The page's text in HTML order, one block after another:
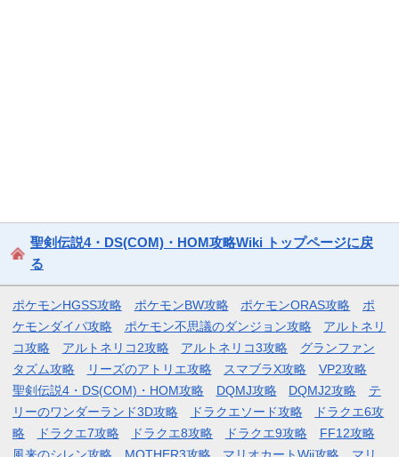
聖剣伝説4・DS(COM)・HOM攻略Wiki トップページに戻
る
ポケモンHGSS攻略 ポケモンBW攻略 ポケモンORAS攻略
ポ
ケモンダイパ攻略
ポケモン不思議のダンジョン攻略
アルトネリ
コ攻略
アルトネリコ2攻略 アルトネリコ3攻略
グランファン
タズム攻略
リーズのアトリエ攻略 スマブラX攻略
VP2攻略
聖剣伝説4・DS(COM)・HOM攻略
DQMJ攻略 DQMJ2攻略
テ
リーのワンダーランド3D攻略
ドラクエソード攻略
ドラクエ6攻
略
ドラクエ7攻略 ドラクエ8攻略 ドラクエ9攻略
FF12攻略